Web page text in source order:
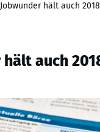
hält auch
auch